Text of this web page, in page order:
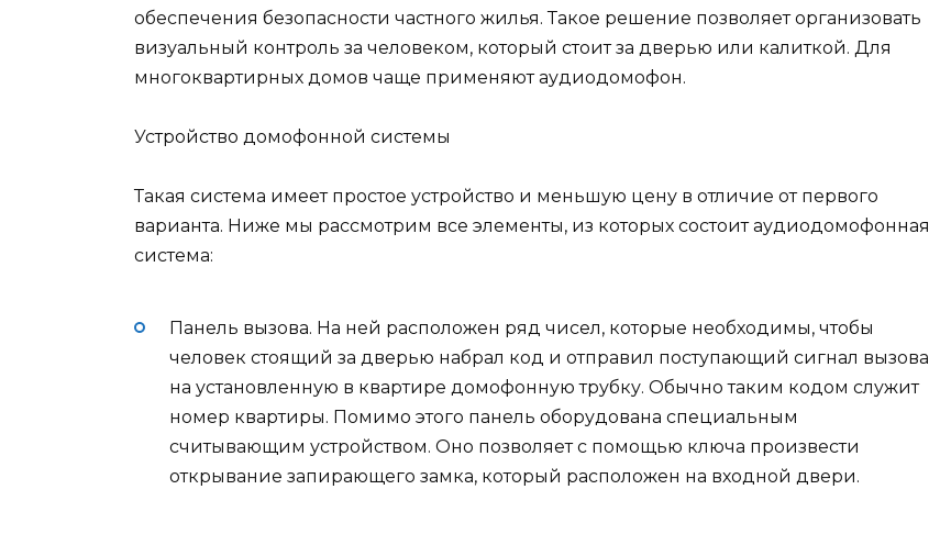
обеспечения безопасности частного жилья. Такое решение позволяет организовать
визуальный контроль за человеком, который стоит за дверью или калиткой. Для
многоквартирных домов чаще применяют аудиодомофон.
Устройство домофонной системы
Такая система имеет простое устройство и меньшую цену в отличие от первого
варианта. Ниже мы рассмотрим все элементы, из которых состоит аудиодомофонная
система:
Панель вызова. На ней расположен ряд чисел, которые необходимы, чтобы
человек стоящий за дверью набрал код и отправил поступающий сигнал вызова
на установленную в квартире домофонную трубку. Обычно таким кодом служит
номер квартиры. Помимо этого панель оборудована специальным
считывающим устройством. Оно позволяет с помощью ключа произвести
открывание запирающего замка, который расположен на входной двери.